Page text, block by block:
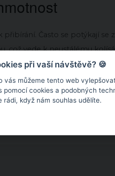
přibírání. Často se potýkají se
což vede k neustálému
tomu zabránit? Řešením je
Ryby by měly vsadit na
a tučným jídlům.
při vaší návštěvě? 🍪
vás můžeme tento web
pomocí cookies a podobných
rádi, když nám souhlas udělíte.